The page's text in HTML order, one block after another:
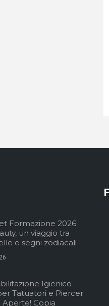
Formazione 2026:
un viaggio tra
e segni zodiacali
Igienico
Tatuatori e Piercer
Aperte! Copia